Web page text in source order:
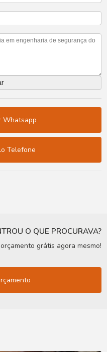
Whatsapp
Telefone
O QUE PROCURAVA?
grátis agora mesmo!